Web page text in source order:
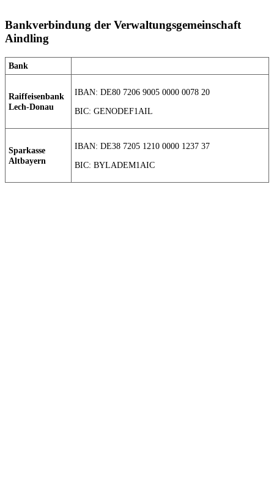
Bankverbindung der Verwaltungsgemeinschaft
Aindling
Bank
Raiffeisenbank
Lech-Donau
IBAN: DE80 7206 9005 0000 0078 20
BIC: GENODEF1AIL
Sparkasse
Altbayern
IBAN: DE38 7205 1210 0000 1237 37
BIC: BYLADEM1AIC